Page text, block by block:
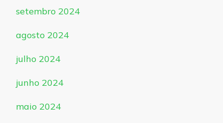
setembro 2024
agosto 2024
julho 2024
junho 2024
maio 2024